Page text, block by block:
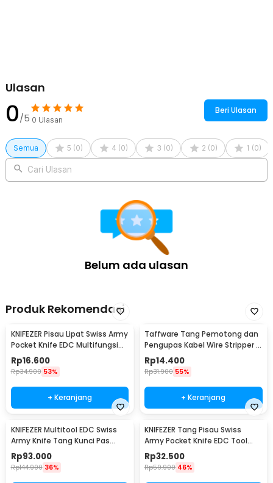
Ulasan
0/5 0 Ulasan
Beri Ulasan
Semua 5 (0) 4 (0) 3 (0) 2 (0) 1 (0)
Cari Ulasan
Belum ada ulasan
Produk Rekomendasi
KNIFEZER Pisau Lipat Swiss Army
Pocket Knife EDC Multifungsi
11in1 - A3011
Rp16.600
Rp34.900 53%
+ Keranjang
Taffware Tang Pemotong dan
Pengupas Kabel Wire Stripper 7
Slot - JM-CT4-12
Rp14.400
Rp31.900 55%
+ Keranjang
KNIFEZER Multitool EDC Swiss
Army Knife Tang Kunci Pas
Stainless Steel - MPG05
Rp93.000
Rp144.900 36%
KNIFEZER Tang Pisau Swiss
Army Pocket Knife EDC Tool
Stainless Steel - A3009
Rp32.500
Rp59.900 46%